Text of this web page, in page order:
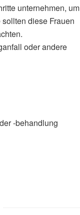
unternehmen, um
diese Frauen
oder andere
-behandlung